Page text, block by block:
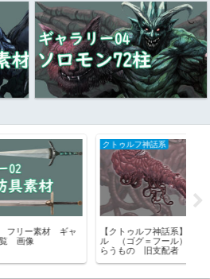
ャ
クトゥルフ神話系
【クトゥルフ神話系】 ゴグ=フー
ル （ゴグ＝フール） 狂気を喰
らうもの 旧支配者 フリー素材